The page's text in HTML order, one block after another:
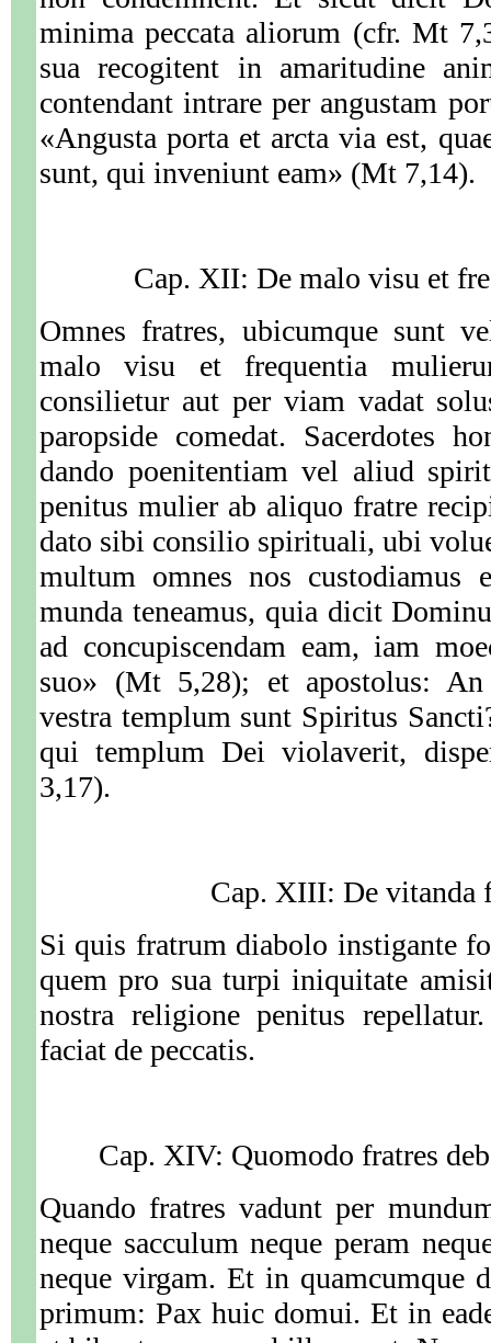
minima peccata aliorum (cfr. Mt
sua recogitent in amaritudine
contendant intrare per angustam
«Angusta porta et arcta via est,
sunt, qui inveniunt eam» (Mt 7,14).
Cap. XII: De malo visu et
Omnes fratres, ubicumque sunt
malo visu et frequentia
consilietur aut per viam vadat
paropside comedat. Sacerdotes
dando poenitentiam vel aliud
penitus mulier ab aliquo fratre
dato sibi consilio spirituali, ubi
multum omnes nos custodiamus
munda teneamus, quia dicit
ad concupiscendam eam, iam
suo» (Mt 5,28); et apostolus:
vestra templum sunt Spiritus
qui templum Dei violaverit,
3,17).
Cap. XIII: De vitanda
Si quis fratrum diabolo instigante
quem pro sua turpi iniquitate
nostra religione penitus
faciat de peccatis.
Cap. XIV: Quomodo fratres
Quando fratres vadunt per
neque sacculum neque peram
neque virgam. Et in quamcumque
primum: Pax huic domui. Et in